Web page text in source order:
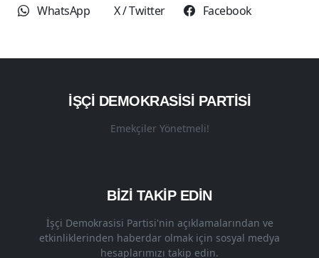
WhatsApp X / Twitter Facebook
İŞÇI DEMOKRASISI PARTISI
Emekçiler Yönetmeli!
BİZİ TAKİP EDİN
İşçi Demokrasisi Partisi'nin açıklamalarından ve
etkinliklerinden haberdar olmak için sosyal medya
hesaplarımızı takip edin.